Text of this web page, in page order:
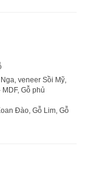
veneer Sồi Mỹ,
Gỗ phủ
Đào, Gỗ Lim, Gỗ